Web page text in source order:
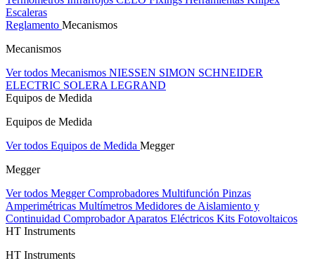
Escaleras
Reglamento Mecanismos
Mecanismos
Ver todos Mecanismos NIESSEN SIMON SCHNEIDER
ELECTRIC SOLERA LEGRAND
Equipos de Medida
Equipos de Medida
Ver todos Equipos de Medida Megger
Megger
Ver todos MeggerComprobadores Multifunción Pinzas
Amperimétricas Multímetros Medidores de Aislamiento y
Continuidad Comprobador Aparatos Eléctricos Kits Fotovoltaicos
HT Instruments
HT Instruments